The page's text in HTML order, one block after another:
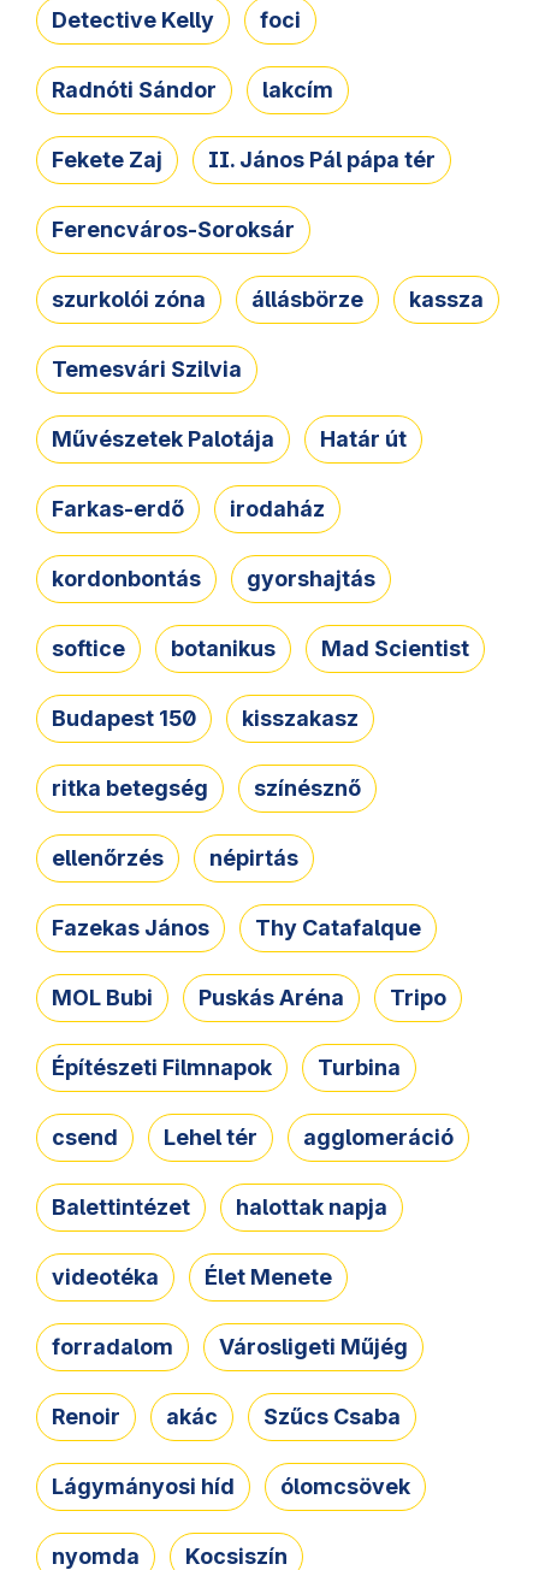
Detective Kelly foci
Radnóti Sándor lakcím
Fekete Zaj II. János Pál pápa tér
Ferencváros-Soroksár
szurkolói zóna állásbörze kassza
Temesvári Szilvia
Művészetek Palotája Határ út
Farkas-erdő irodaház
kordonbontás gyorshajtás
softice botanikus Mad Scientist
Budapest 150 kisszakasz
ritka betegség színésznő
ellenőrzés népirtás
Fazekas János Thy Catafalque
MOL Bubi Puskás Aréna Tripo
Építészeti Filmnapok Turbina
csend Lehel tér agglomeráció
Balettintézet halottak napja
videotéka Élet Menete
forradalom Városligeti Műjég
Renoir akác Szűcs Csaba
Lágymányosi híd ólomcsövek
nyomda Kocsiszín